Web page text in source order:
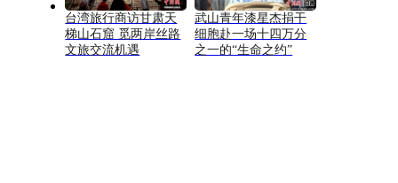
台湾旅行商访甘肃天
梯山石窟 觅两岸丝路
文旅交流机遇
武山青年漆星杰捐干
细胞赴一场十四万分
之一的“生命之约”